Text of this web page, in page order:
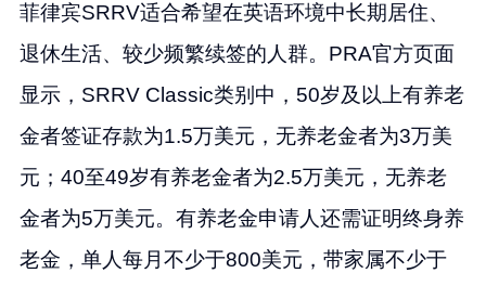
菲律宾SRRV适合希望在英语环境中长期居住、
退休生活、较少频繁续签的人群。PRA官方页面
显示，SRRV Classic类别中，50岁及以上有养老
金者签证存款为1.5万美元，无养老金者为3万美
元；40至49岁有养老金者为2.5万美元，无养老
金者为5万美元。有养老金申请人还需证明终身养
老金，单人每月不少于800美元，带家属不少于